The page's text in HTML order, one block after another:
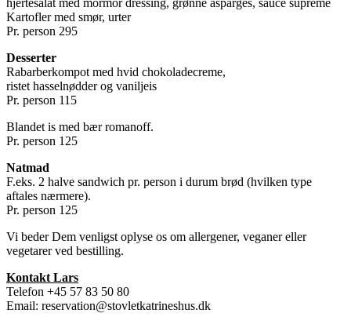
hjertesalat med mormor dressing, grønne asparges, sauce supreme
Kartofler med smør, urter
Pr. person 295
Desserter
Rabarberkompot med hvid chokoladecreme,
ristet hasselnødder og vaniljeis
Pr. person 115
Blandet is med bær romanoff.
Pr. person 125
Natmad
F.eks. 2 halve sandwich pr. person i durum brød (hvilken type
aftales nærmere).
Pr. person 125
Vi beder Dem venligst oplyse os om allergener, veganer eller
vegetarer ved bestilling.
Kontakt Lars
Telefon +45 57 83 50 80
Email: reservation@stovletkatrineshus.dk